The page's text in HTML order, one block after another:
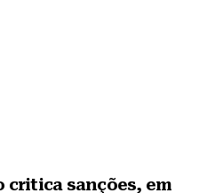
critica sanções, em